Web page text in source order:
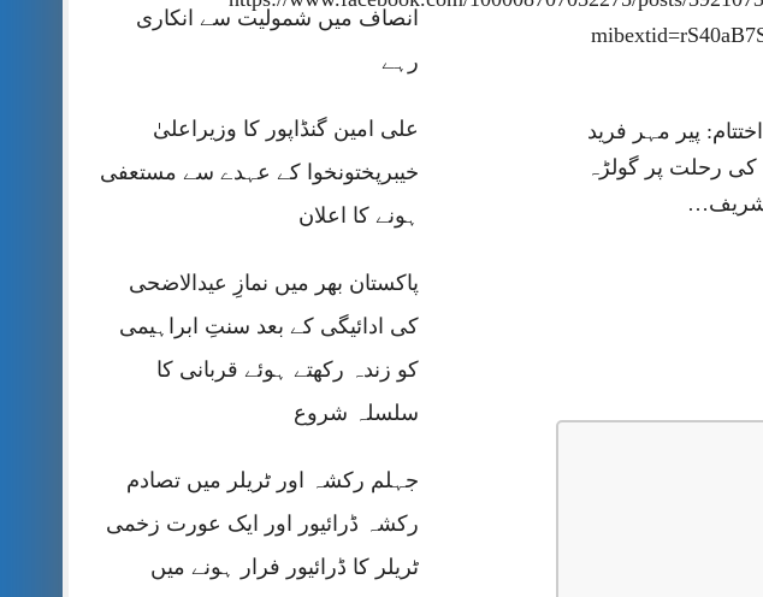
انصاف میں شمولیت سے انکاری
رہے
علی امین گنڈاپور کا وزیراعلیٰ
خیبرپختونخوا کے عہدے سے مستعفی
ہونے کا اعلان
پاکستان بھر میں نمازِ عیدالاضحی
کی ادائیگی کے بعد سنتِ ابراہیمی
کو زندہ رکھتے ہوئے قربانی کا
سلسلہ شروع
جہلم رکشہ اور ٹریلر میں تصادم
رکشہ ڈرائیور اور ایک عورت زخمی
ٹریلر کا ڈرائیور فرار ہونے میں
پیر مہر فرید
کی رحلت پر گولڑہ